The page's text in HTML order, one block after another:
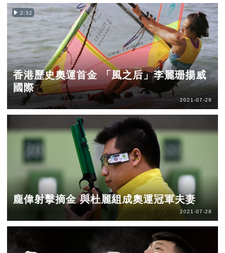
2:32
香港歷史奧運首金 「風之后」李麗珊揚威
國際
2021-07-29
龐偉射擊摘金 與杜麗組成奧運冠軍夫妻
2021-07-28